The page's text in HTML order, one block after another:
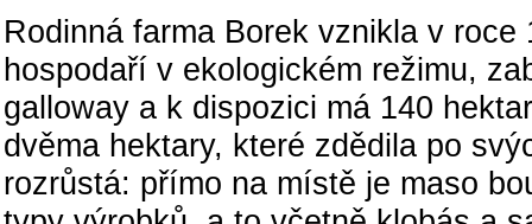
Rodinná farma Borek vznikla v
hospodaří v ekologickém režimu,
galloway a k dispozici má 140
dvěma hektary, které zdědila po
rozrůstá: přímo na místě je maso